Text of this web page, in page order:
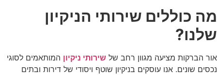
מה כוללים שירותי הניקיון
שלנו?
אור הברקות מציעה מגוון רחב של שירותי ניקיון המותאמים לסוגי
נכסים שונים. אנו עוסקים בניקיון שוטף ויסודי של דירות ובתים